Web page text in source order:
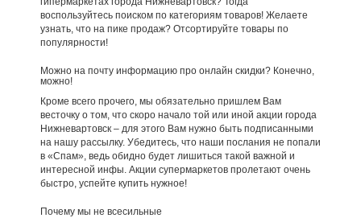
воспользуйтесь поиском по категориям товаров! Желаете
узнать, что на пике продаж? Отсортируйте товары по
популярности!
Можно на почту информацию про онлайн скидки? Конечно,
можно!
Кроме всего прочего, мы обязательно пришлем Вам
весточку о том, что скоро начало той или иной акции города
Нижневартовск – для этого Вам нужно быть подписанными
на нашу рассылку. Убедитесь, что наши послания не попали
в «Спам», ведь обидно будет лишиться такой важной и
интересной инфы. Акции супермаркетов пролетают очень
быстро, успейте купить нужное!
Почему мы не всесильные